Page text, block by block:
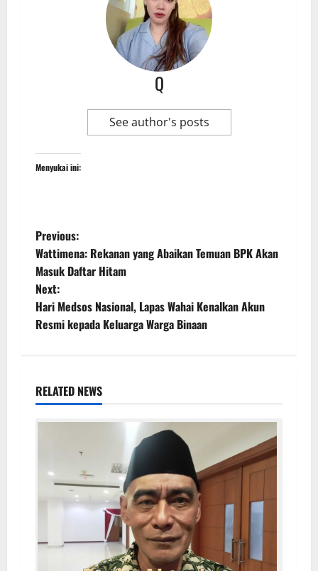
Q
See author's posts
Menyukai ini:
Previous:
Wattimena: Rekanan yang Abaikan Temuan BPK Akan
Masuk Daftar Hitam
Next:
Hari Medsos Nasional, Lapas Wahai Kenalkan Akun
Resmi kepada Keluarga Warga Binaan
RELATED NEWS